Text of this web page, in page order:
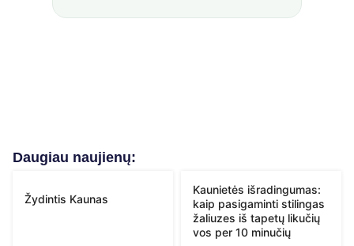
Daugiau naujienų:
Žydintis Kaunas
Kaunietės išradingumas:
kaip pasigaminti stilingas
žaliuzes iš tapetų likučių
vos per 10 minučių